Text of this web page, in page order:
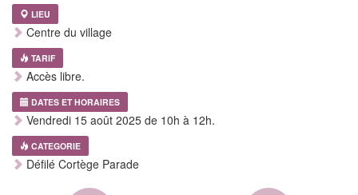
LIEU
Centre du village
TARIF
Accès libre.
DATES ET HORAIRES
Vendredi 15 août 2025 de 10h à 12h.
CATEGORIE
Défilé Cortège Parade